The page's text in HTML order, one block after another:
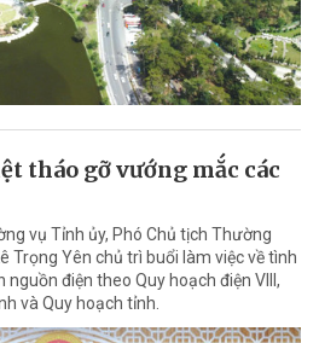
tháo gỡ vướng mắc các
vụ Tỉnh ủy, Phó Chủ tịch Thường
Trọng Yên chủ trì buổi làm việc về tình
điện theo Quy hoạch điện VIII,
và Quy hoạch tỉnh.